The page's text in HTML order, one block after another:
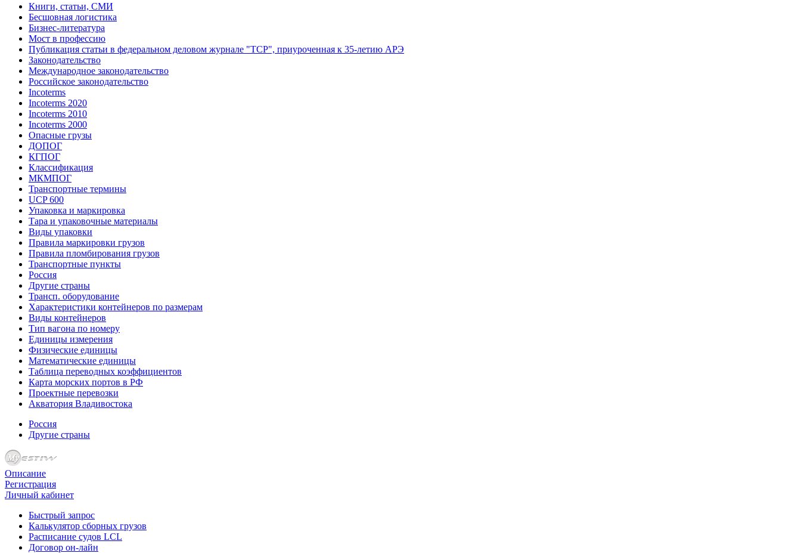
Книги, статьи, СМИ
Бесшовная логистика
Бизнес-литература
Мост в профессию
Публикация статьи в федеральном деловом журнале "ТСР", приуроченная к 35-летию АРЭ
Законодательство
Международное законодательство
Российское законодательство
Incoterms
Incoterms 2020
Incoterms 2010
Incoterms 2000
Опасные грузы
ДОПОГ
КГПОГ
Классификация
МКМПОГ
Транспортные термины
UCP 600
Упаковка и маркировка
Тара и упаковочные материалы
Виды упаковки
Правила маркировки грузов
Правила пломбирования грузов
Транспортные пункты
Россия
Другие страны
Трансп. оборудование
Характеристики контейнеров по размерам
Виды контейнеров
Тип вагона по номеру
Единицы измерения
Физические единицы
Математические единицы
Таблица переводных коэффициентов
Карта морских портов в РФ
Проектные перевозки
Акватория Владивостока
Россия
Другие страны
Описание
Регистрация
Личный кабинет
Быстрый запрос
Калькулятор сборных грузов
Расписание судов LCL
Договор он-лайн